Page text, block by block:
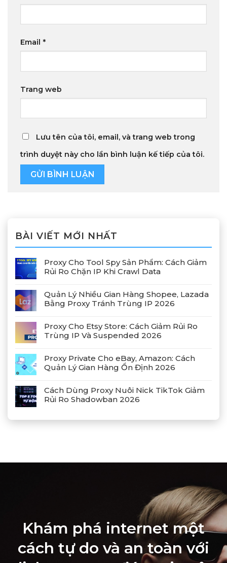
Email *
Trang web
Lưu tên của tôi, email, và trang web trong
trình duyệt này cho lần bình luận kế tiếp của tôi.
BÀI VIẾT MỚI NHẤT
Proxy Cho Tool Spy Sản Phẩm: Cách Giảm
Rủi Ro Chặn IP Khi Crawl Data
Quản Lý Nhiều Gian Hàng Shopee, Lazada
Bằng Proxy Tránh Trùng IP 2026
Proxy Cho Etsy Store: Cách Giảm Rủi Ro
Trùng IP Và Suspended 2026
Proxy Private Cho eBay, Amazon: Cách
Quản Lý Gian Hàng Ổn Định 2026
Cách Dùng Proxy Nuôi Nick TikTok Giảm
Rủi Ro Shadowban 2026
Khám phá internet một
cách tự do và an toàn với